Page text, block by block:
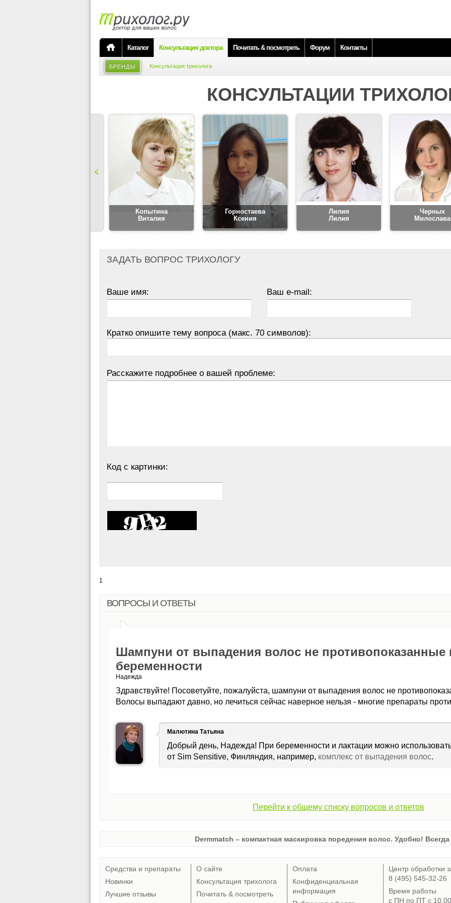
Каталог Консультация доктора Почитать & посмотреть Форум Контакты
БРЕНДЫ Консультация трихолога
КОНСУЛЬТАЦИИ
Копытина
Виталия
Горностаева
Ксения
Лилия
Лилия
Черных
Милослава
ЗАДАТЬ ВОПРОС ТРИХОЛОГУ
Ваше имя: Ваш e-mail:
Кратко опишите тему вопроса (макс. 70 символов):
Расскажите подробнее о вашей проблеме:
Код с картинки:
1
ВОПРОСЫ И ОТВЕТЫ
Шампуни от выпадения волос не противопоказанные
беременности
Надежда
Здравствуйте! Посоветуйте, пожалуйста, шампуни от выпадения волос не
Волосы выпадают давно, но лечиться сейчас наверное нельзя - многие препараты
Малютина Татьяна
Добрый день, Надежда! При беременности и лактации можно
от Sim Sensitive, Финляндия, например, комплекс от выпадения волос.
Перейти к общему списку вопросов и ответов
Dermmatch – компактная маскировка поредения волос. Удобно!
Средства и препараты
Новинки
Лучшие отзывы
О сайте
Консультация трихолога
Почитать & посмотреть
Оплата
Конфиденциальная
информация
Центр обработки
8 (495) 545-32-26
Время работы
с ПН по ПТ с